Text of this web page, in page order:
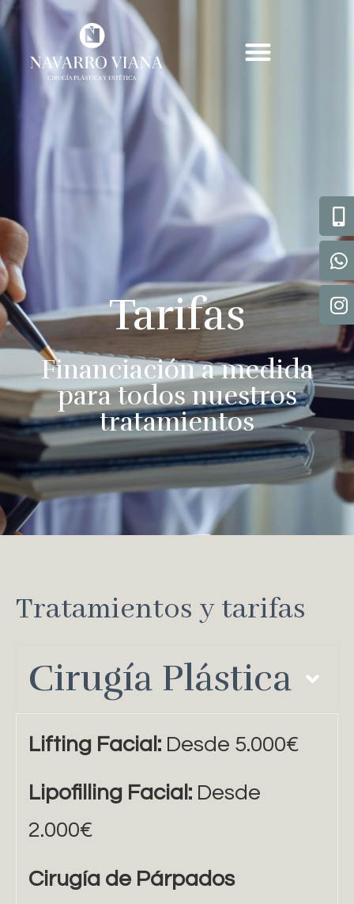
Tarifas
Financiación a medida
para todos nuestros
tratamientos
Tratamientos y tarifas
Cirugía Plástica
Lifting Facial: Desde 5.000€
Lipofilling Facial: Desde
2.000€
Cirugía de Párpados